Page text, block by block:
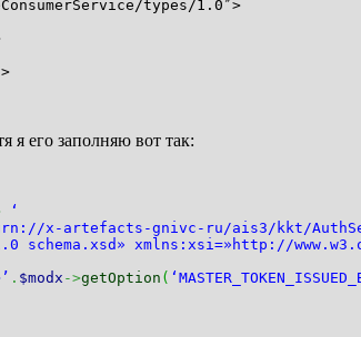
types/1.0″>
я его заполняю вот так:
‘
artefacts-gnivc-ru/ais3/kkt/
xmlns:xsi=»http://
. $modx ->getOption (